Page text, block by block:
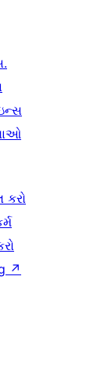
કરો
↗